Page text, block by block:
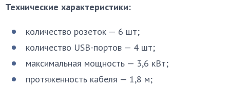
Технические характеристики:
количество розеток — 6 шт;
количество USB-портов — 4 шт;
максимальная мощность — 3,6 кВт;
протяженность кабеля — 1,8 м;